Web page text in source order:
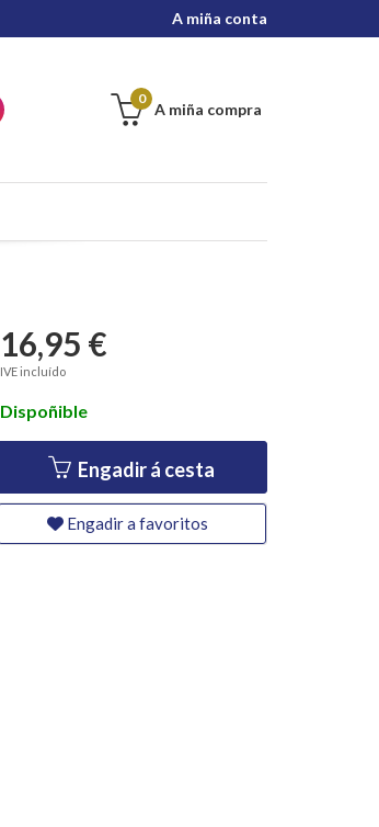
A miña conta
A miña compra
0
16,95 €
IVE incluído
Dispoñible
Engadir á cesta
Engadir a favoritos